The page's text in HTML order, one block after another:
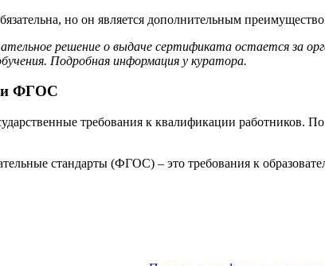
но он является дополнительным
решение о выдаче сертификата остается за
Подробная информация у куратора.
и ФГОС
требования к квалификации работников.
стандарты (ФГОС) – это требования к